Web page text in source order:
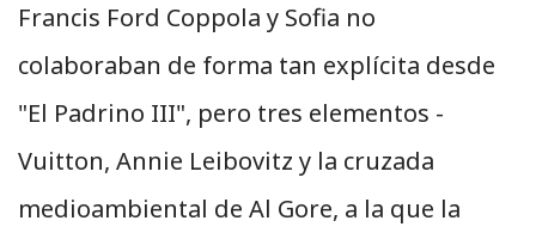
Francis Ford Coppola y Sofia no
colaboraban de forma tan explícita desde
"El Padrino III", pero tres elementos -
Vuitton, Annie Leibovitz y la cruzada
medioambiental de Al Gore, a la que la